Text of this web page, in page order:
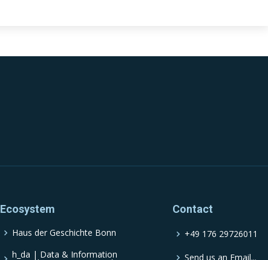
Ecosystem
Haus der Geschichte Bonn
h_da | Data & Information
Contact
+49 176 29726011
Send us an Email...